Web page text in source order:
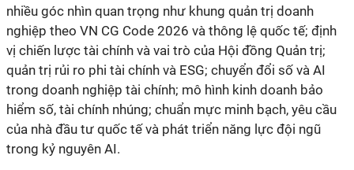
nhiều góc nhìn quan trọng như khung quản trị doanh
nghiệp theo VN CG Code 2026 và thông lệ quốc tế; định
vị chiến lược tài chính và vai trò của Hội đồng Quản trị;
quản trị rủi ro phi tài chính và ESG; chuyển đổi số và AI
trong doanh nghiệp tài chính; mô hình kinh doanh bảo
hiểm số, tài chính nhúng; chuẩn mực minh bạch, yêu cầu
của nhà đầu tư quốc tế và phát triển năng lực đội ngũ
trong kỷ nguyên AI.